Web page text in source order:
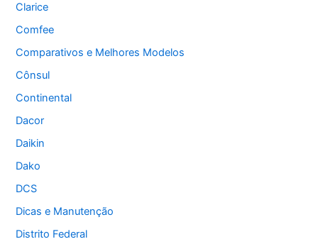
Clarice
Comfee
Comparativos e Melhores Modelos
Cônsul
Continental
Dacor
Daikin
Dako
DCS
Dicas e Manutenção
Distrito Federal